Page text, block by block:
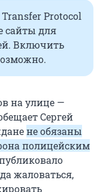
Protocol
сайты для
Включить
на улице —
Сергей
не обязаны
полицейским
жаловаться,